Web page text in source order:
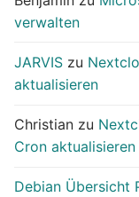
verwalten
JARVIS zu
aktualisieren
Christian zu
Cron aktualisieren
Debian Übersicht